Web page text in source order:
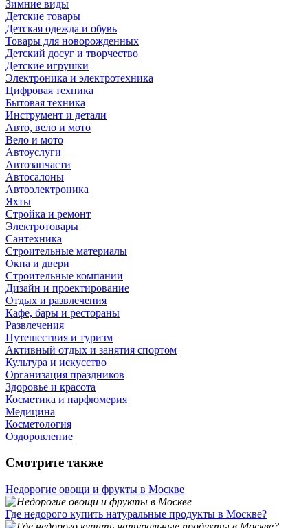
Зимние виды
Детские товары
Детская одежда и обувь
Товары для новорожденных
Детский досуг и творчество
Детские игрушки
Электроника и электротехника
Цифровая техника
Бытовая техника
Инструмент и детали
Авто, вело и мото
Вело и мото
Автоуслуги
Автозапчасти
Автосалоны
Автоэлектроника
Яхты
Стройка и ремонт
Электротовары
Сантехника
Строительные материалы
Окна и двери
Строительные компании
Дизайн и проектирование
Отдых и развлечения
Кафе, бары и рестораны
Развлечения
Путешествия и туризм
Активный отдых и занятия спортом
Культура и искусство
Организация праздников
Здоровье и красота
Косметика и парфюмерия
Медицина
Косметология
Оздоровление
Смотрите также
Недорогие овощи и фрукты в Москве
Где недорого купить натуральные продукты в Москве?